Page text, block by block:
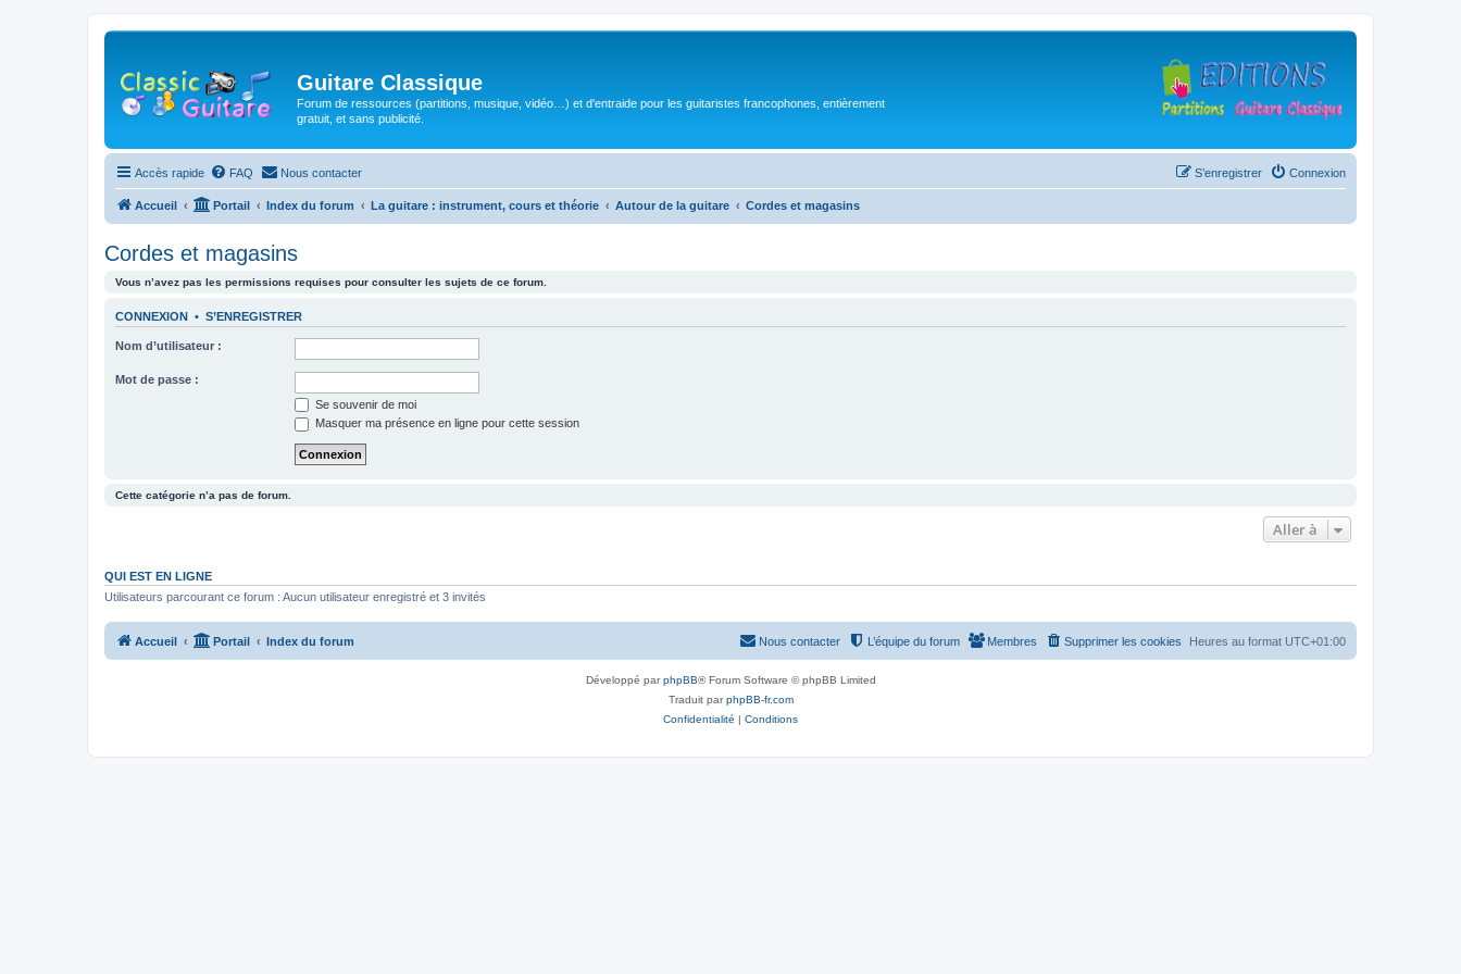
Guitare Classique
Forum de ressources (partitions, musique, vidéo…) et d'entraide pour les guitaristes francophones, entièrement
gratuit, et sans publicité.
Accès rapide FAQ Nous contacter Connexion
S’enregistrer
Accueil Portail Index du forum La guitare : instrument, cours et théorie Autour de la guitare Cordes et magasins
Cordes et magasins
Vous n’avez pas les permissions requises pour consulter les sujets de ce forum.
CONNEXION • S’ENREGISTRER
Nom d’utilisateur :
Mot de passe :
Se souvenir de moi
Masquer ma présence en ligne pour cette session
Cette catégorie n’a pas de forum.
Aller à
QUI EST EN LIGNE
Utilisateurs parcourant ce forum : Aucun utilisateur enregistré et 3 invités
Accueil Portail Index du forum Heures au format UTC+01:00
Supprimer les cookies
Membres
L’équipe du forum
Nous contacter
Développé parphpBB® Forum Software © phpBB Limited
Traduit parphpBB-fr.com
Confidentialité | Conditions